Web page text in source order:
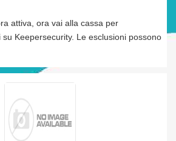
attiva, ora vai alla cassa per
Keepersecurity. Le esclusioni possono